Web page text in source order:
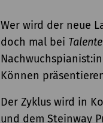
Wer wird der neue
doch mal bei
Können
Der Zyklus wird in
und dem Steinway